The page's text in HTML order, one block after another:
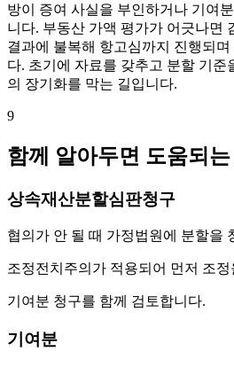
방이 증여 사실을 부인하거나 기여
니다. 부동산 가액 평가가 어긋나면
결과에 불복해 항고심까지 진행되며
다. 초기에 자료를 갖추고 분할 기준
의 장기화를 막는 길입니다.
9
함께 알아두면 도움되는
상속재산분할심판청구
협의가 안 될 때 가정법원에 분할을
조정전치주의가 적용되어 먼저 조정
기여분 청구를 함께 검토합니다.
기여분